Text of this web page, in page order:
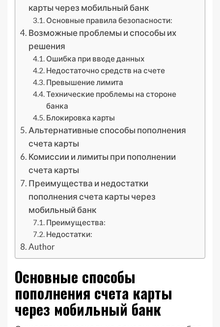
карты через мобильный банк
Основные правила безопасности:
Возможные проблемы и способы их
решения
Ошибка при вводе данных
Недостаточно средств на счете
Превышение лимита
Технические проблемы на стороне
банка
Блокировка карты
Альтернативные способы пополнения
счета карты
Комиссии и лимиты при пополнении
счета карты
Преимущества и недостатки
пополнения счета карты через
мобильный банк
Преимущества:
Недостатки:
Author
Основные способы
пополнения счета карты
через мобильный банк